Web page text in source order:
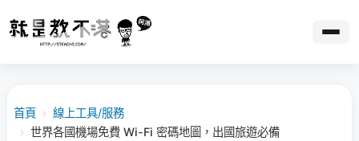
首頁 › 線上工具/服務
› 世界各國機場免費 Wi-Fi 密碼地圖，出國旅遊必備